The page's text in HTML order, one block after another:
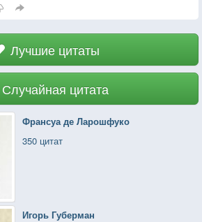
Ночами я сплю в лесу
Я слушаю природу. То, что ты
восхитительно. Это — звуки
Я ненавижу шум. Я ненавижу
себя напоказ, и это
мазохизм. После этого мне
Шум сводит с ума. Из-за него
Лучшие цитаты
Случайная цитата
Франсуа де Ларошфуко
350 цитат
Игорь Губерман